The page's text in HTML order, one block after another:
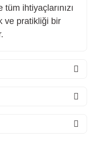
ihtiyaçlarınızı
ve pratikliği bir